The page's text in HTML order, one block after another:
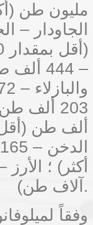
آلاف طن).
وفقاً